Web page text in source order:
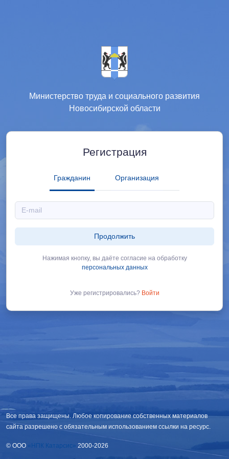
Министерство труда и социального развития
Новосибирской области
Регистрация
Гражданин Организация
Продолжить
Нажимая кнопку, вы даёте согласие нa обработку
персональных данных
Уже регистрировались? Войти
Все права защищены. Любое копирование собственных материалов
сайта разрешено с обязательным использованием ссылки на ресурс.
© OOO «НПК Катарсис» 2000-2026